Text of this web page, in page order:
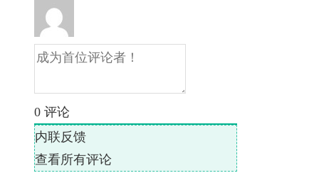
0 评论
内联反馈
查看所有评论